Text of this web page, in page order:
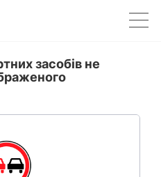
засобів не